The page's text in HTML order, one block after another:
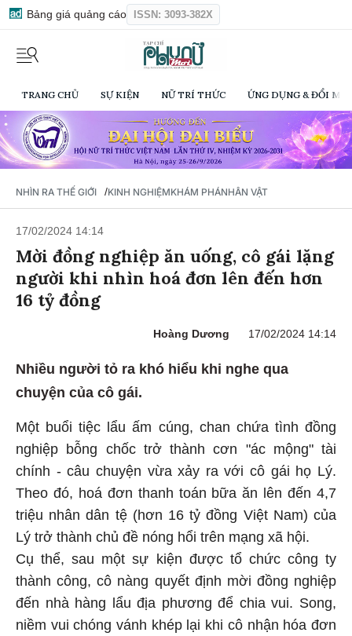
Bảng giá quảng cáo ISSN: 3093-382X
TRANG CHỦ SỰ KIỆN NỮ TRÍ THỨC ỨNG DỤNG & ĐỔI
NHÌN RA THẾ GIỚI /KINH NGHIỆMKHÁM PHÁNHÂN VẬT
17/02/2024 14:14
Mời đồng nghiệp ăn uống, cô gái lặng
người khi nhìn hoá đơn lên đến hơn
16 tỷ đồng
Hoàng Dương 17/02/2024 14:14
Nhiều người tỏ ra khó hiểu khi nghe qua
chuyện của cô gái.
Một buổi tiệc lẩu ấm cúng, chan chứa tình đồng
nghiệp bỗng chốc trở thành cơn "ác mộng" tài
chính - câu chuyện vừa xảy ra với cô gái họ Lý.
Theo đó, hoá đơn thanh toán bữa ăn lên đến 4,7
triệu nhân dân tệ (hơn 16 tỷ đồng Việt Nam) của
Lý trở thành chủ đề nóng hổi trên mạng xã hội.
Cụ thể, sau một sự kiện được tổ chức công ty
thành công, cô nàng quyết định mời đồng nghiệp
đến nhà hàng lẩu địa phương để chia vui. Song,
niềm vui chóng vánh khép lại khi cô nhận hóa đơn